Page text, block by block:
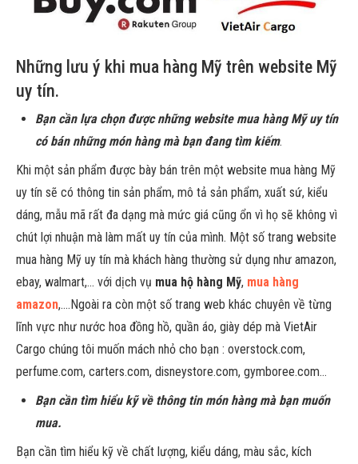
Những lưu ý khi mua hàng Mỹ trên website Mỹ
uy tín.
Bạn cần lựa chọn được những website mua hàng Mỹ uy tín
có bán những món hàng mà bạn đang tìm kiếm.
Khi một sản phẩm được bày bán trên một website mua hàng Mỹ
uy tín sẽ có thông tin sản phẩm, mô tả sản phẩm, xuất sứ, kiểu
dáng, mẫu mã rất đa dạng mà mức giá cũng ổn vì họ sẽ không vì
chút lợi nhuận mà làm mất uy tín của mình. Một số trang website
mua hàng Mỹ uy tín mà khách hàng thường sử dụng như amazon,
ebay, walmart,… với dịch vụ mua hộ hàng Mỹ, mua hàng
amazon,….Ngoài ra còn một số trang web khác chuyên về từng
lĩnh vực như nước hoa đồng hồ, quần áo, giày dép mà VietAir
Cargo chúng tôi muốn mách nhỏ cho bạn : overstock.com,
perfume.com, carters.com, disneystore.com, gymboree.com…
Bạn cần tìm hiểu kỹ về thông tin món hàng mà bạn muốn
mua.
Bạn cần tìm hiểu kỹ về chất lượng, kiểu dáng, màu sắc, kích